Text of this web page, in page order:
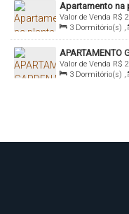
Apartamento na
Palmas
R$
Valor de Venda
000, Praia de
Brasil
3 Dormitório(s) ,
Suíte(s) , 2
APARTAMENTO
PRAIA DE
R$
Valor de Venda
Praia de Palmas,
3 Dormitório(s) ,